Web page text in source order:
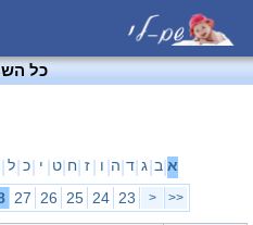
כל
א ב ג ד ה ו ז ח ט י כ ל
<<
<
23
24
25
26
27